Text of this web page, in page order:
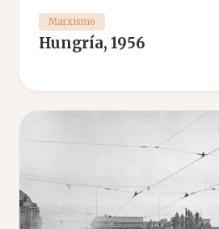
Marxismo
Hungría, 1956